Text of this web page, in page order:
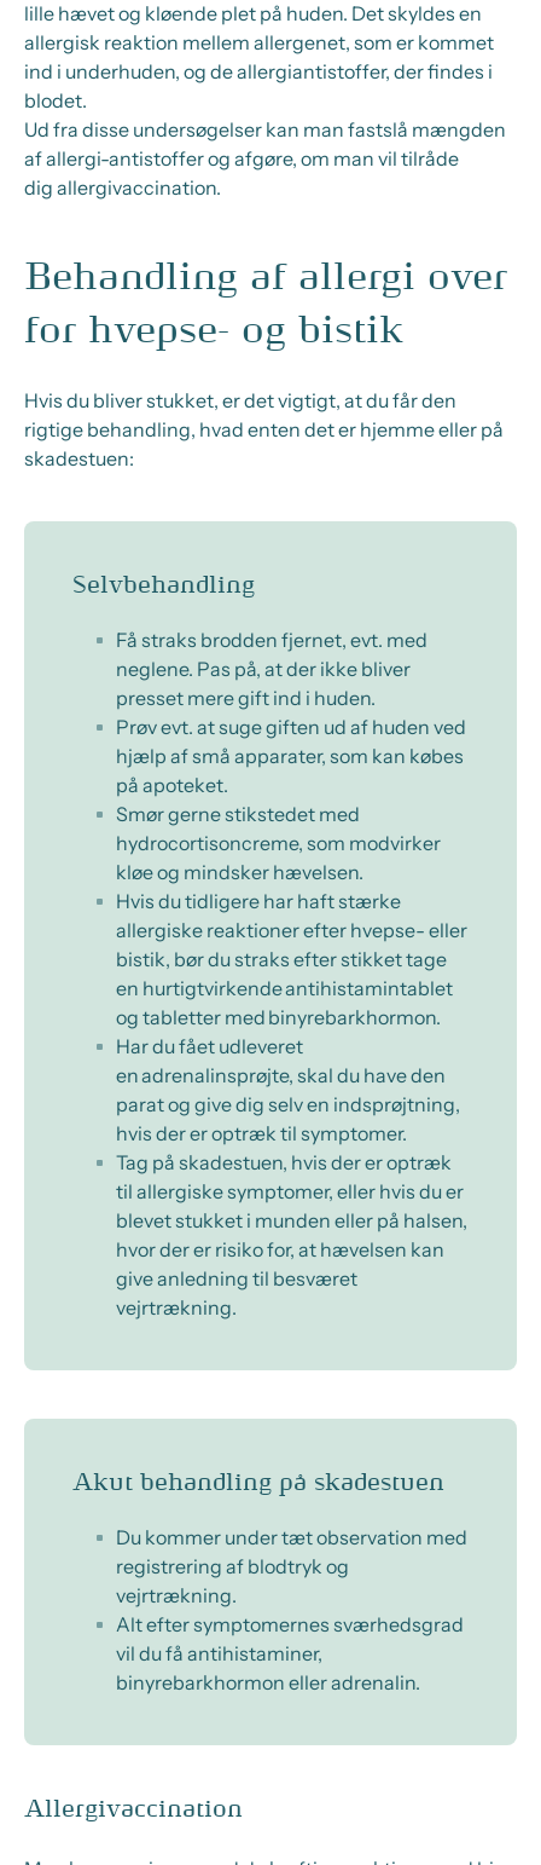
lille hævet og kløende plet på huden. Det skyldes en
allergisk reaktion mellem allergenet, som er kommet
ind i underhuden, og de allergiantistoffer, der findes i
blodet.
Ud fra disse undersøgelser kan man fastslå mængden
af allergi-antistoffer og afgøre, om man vil tilråde
dig allergivaccination.
Behandling af allergi over
for hvepse- og bistik
Hvis du bliver stukket, er det vigtigt, at du får den
rigtige behandling, hvad enten det er hjemme eller på
skadestuen:
Selvbehandling
Få straks brodden fjernet, evt. med
neglene. Pas på, atder ikke bliver
presset mere gift ind i huden.
Prøv evt. at suge giften ud af huden ved
hjælp af små apparater, som kan købes
på apoteket.
Smør gerne stikstedet med
hydrocortisoncreme, som modvirker
kløe og mindsker hævelsen.
Hvis du tidligere har haft stærke
allergiske reaktioner efter hvepse- eller
bistik, bør du straks efter stikket tage
en hurtigtvirkende antihistamintablet
og tabletter med binyrebarkhormon.
Har du fået udleveret
en adrenalinsprøjte, skal du have den
parat og give dig selv en indsprøjtning,
hvis der er optræk til symptomer.
Tag på skadestuen, hvis der er optræk
til allergiske symptomer, eller hvis du er
blevet stukket i munden eller på halsen,
hvor der er risiko for, at hævelsen kan
give anledning til besværet
vejrtrækning.
Akut behandling på skadestuen
Du kommer undertæt observation med
registrering af blodtryk og
vejrtrækning.
Alt efter symptomernes sværhedsgrad
vil du få antihistaminer,
binyrebarkhormon eller adrenalin.
Allergivaccination